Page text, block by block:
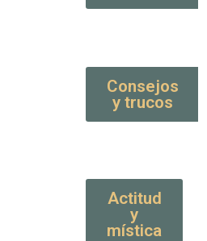
Consejos
y trucos
Actitud
y
mística